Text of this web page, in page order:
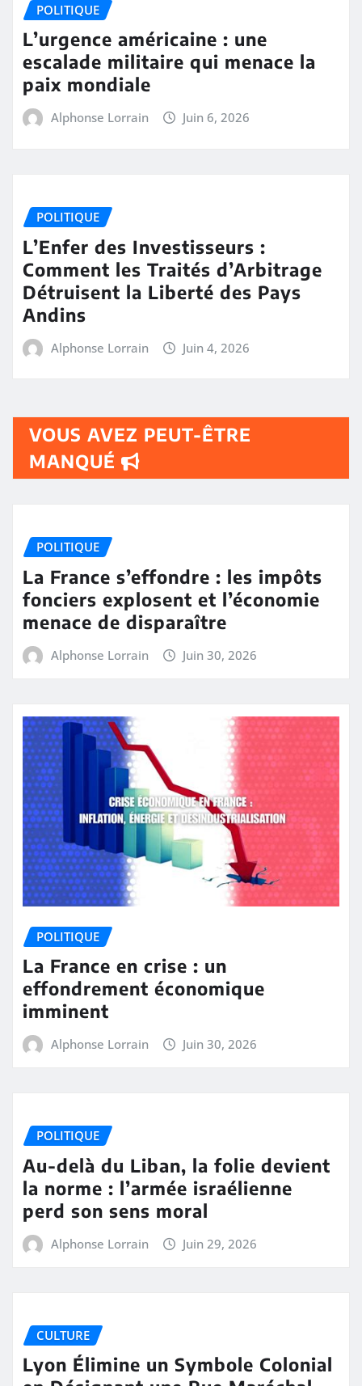
POLITIQUE
L’urgence américaine : une
escalade militaire qui menace la
paix mondiale
Alphonse Lorrain Juin 6, 2026
POLITIQUE
L’Enfer des Investisseurs :
Comment les Traités d’Arbitrage
Détruisent la Liberté des Pays
Andins
Alphonse Lorrain Juin 4, 2026
VOUS AVEZ PEUT-ÊTRE
MANQUÉ
POLITIQUE
La France s’effondre : les impôts
fonciers explosent et l’économie
menace de disparaître
Alphonse Lorrain Juin 30, 2026
POLITIQUE
La France en crise : un
effondrement économique
imminent
Alphonse Lorrain Juin 30, 2026
POLITIQUE
Au-delà du Liban, la folie devient
la norme : l’armée israélienne
perd son sens moral
Alphonse Lorrain Juin 29, 2026
CULTURE
Lyon Élimine un Symbole Colonial